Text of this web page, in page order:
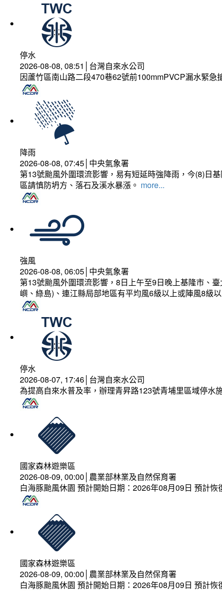
停水
2026-08-08, 08:51│台灣自來水公司
因蘆竹區南山路二段470巷62號前100mmPVCP漏水緊急
降雨
2026-08-08, 07:45│中央氣象署
第13號颱風外圍環流影響，易有短延時強降雨，今(8)日
區請慎防坍方、落石及溪水暴漲。 more...
強風
2026-08-08, 06:05│中央氣象署
第13號颱風外圍環流影響，8日上午至9日晚上基隆市、
嶼、綠島)、連江縣局部地區有平均風6級以上或陣風8級
停水
2026-08-07, 17:46│台灣自來水公司
為提高自來水普及率，辦理青昇路123號青埔里區域停水
國家森林遊樂區
2026-08-09, 00:00│農業部林業及自然保育署
白海豚颱風休園 預計開始日期：2026年08月09日 預計
國家森林遊樂區
2026-08-09, 00:00│農業部林業及自然保育署
白海豚颱風休園 預計開始日期：2026年08月09日 預計